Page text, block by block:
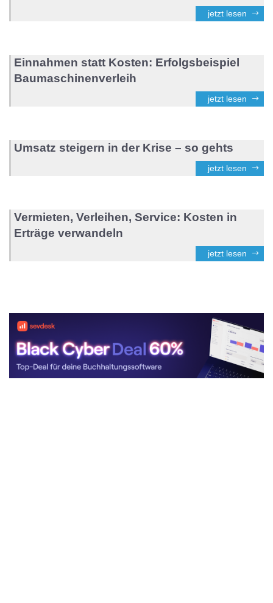
jetzt lesen
Einnahmen statt Kosten: Erfolgsbeispiel
Baumaschinenverleih
jetzt lesen
Umsatz steigern in der Krise – so gehts
jetzt lesen
Vermieten, Verleihen, Service: Kosten in
Erträge verwandeln
jetzt lesen